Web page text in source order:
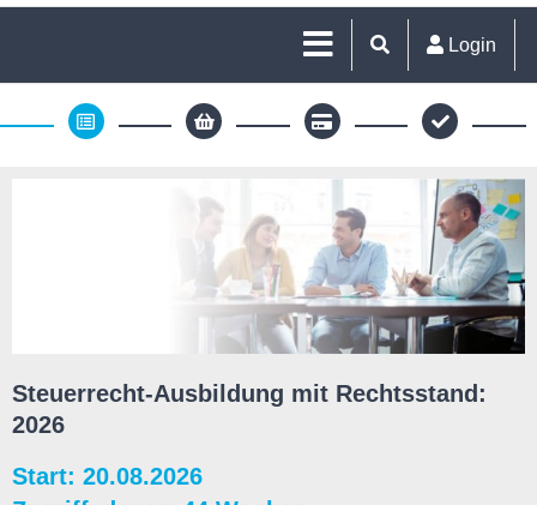
Login
Steuerrecht-Ausbildung mit Rechtsstand:
2026
Start: 20.08.2026